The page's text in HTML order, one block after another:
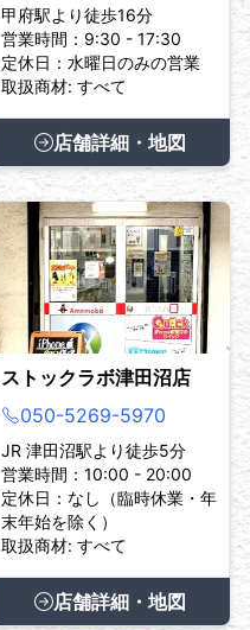
甲府駅より徒歩16分
営業時間：9:30 - 17:30
定休日：水曜日のみの営業
取扱商材: すべて
店舗詳細・地図
ストックラボ津田沼店
050-5269-5970
JR 津田沼駅より徒歩5分
営業時間：10:00 - 20:00
定休日：なし（臨時休業・年
末年始を除く）
取扱商材: すべて
店舗詳細・地図